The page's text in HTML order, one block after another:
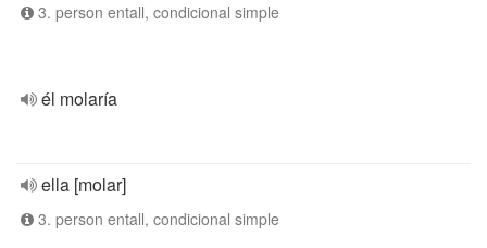
3. person entall, condicional simple
él molaría
ella [molar]
3. person entall, condicional simple